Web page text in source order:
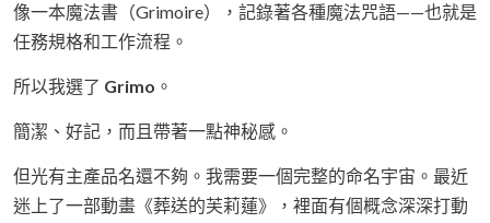
像一本魔法書（Grimoire），記錄著各種魔法咒語——也就是
任務規格和工作流程。
所以我選了 Grimo 。
簡潔、好記，而且帶著一點神秘感。
但光有主產品名還不夠。我需要一個完整的命名宇宙。最近
迷上了一部動畫《葬送的芙莉蓮》，裡面有個概念深深打動